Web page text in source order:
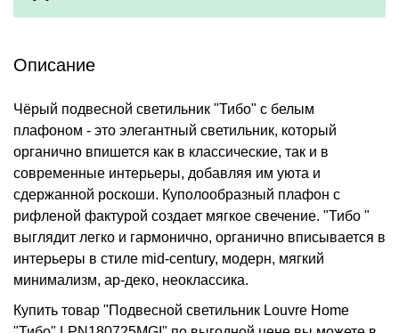
Описание
Чёрый подвесной светильник "Тибо" с белым
плафоном - это элегантный светильник, который
органично впишется как в классические, так и в
современные интерьеры, добавляя им уюта и
сдержанной роскоши. Куполообразный плафон с
рифленой фактурой создает мягкое свечение. "Тибо "
выглядит легко и гармонично, органично вписывается в
интерьеры в стиле mid-century, модерн, мягкий
минимализм, ар-деко, неоклассика.
Купить товар "Подвесной светильник Louvre Home